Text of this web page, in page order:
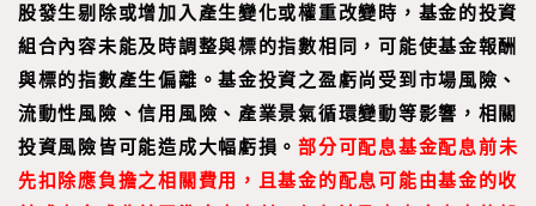
股發生剔除或增加入產生變化或權重改變時，基金的投資
組合內容未能及時調整與標的指數相同，可能使基金報酬
與標的指數產生偏離。基金投資之盈虧尚受到市場風險、
流動性風險、信用風險、產業景氣循環變動等影響，相關
投資風險皆可能造成大幅虧損。部分可配息基金配息前未
先扣除應負擔之相關費用，且基金的配息可能由基金的收